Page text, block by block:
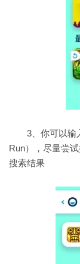
3、你可以输
Run），尽量尝
搜索结果